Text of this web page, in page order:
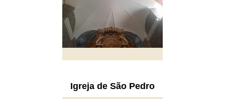
Igreja de São Pedro